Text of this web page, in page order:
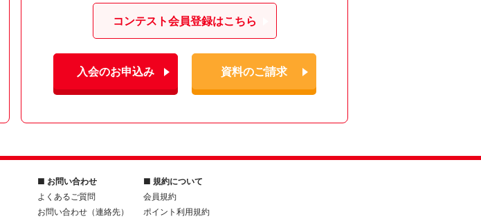
コンテスト会員登録はこちら
入会のお申込み 資料のご請求
■ お問い合わせ
よくあるご質問
お問い合わせ（連絡先）
■ 規約について
会員規約
ポイント利用規約